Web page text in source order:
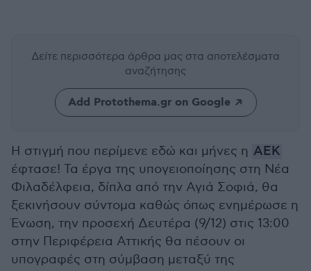
Δείτε περισσότερα άρθρα μας στα αποτελέσματα
αναζήτησης
Add Protothema.gr on Google
Η στιγμή που περίμενε εδώ και μήνες η ΑΕΚ
έφτασε! Τα έργα της υπογειοποίησης στη Νέα
Φιλαδέλφεια, δίπλα από την Αγιά Σοφιά, θα
ξεκινήσουν σύντομα καθώς όπως ενημέρωσε η
Ένωση, την προσεχή Δευτέρα (9/12) στις 13:00
στην Περιφέρεια Αττικής θα πέσουν οι
υπογραφές στη σύμβαση μεταξύ της